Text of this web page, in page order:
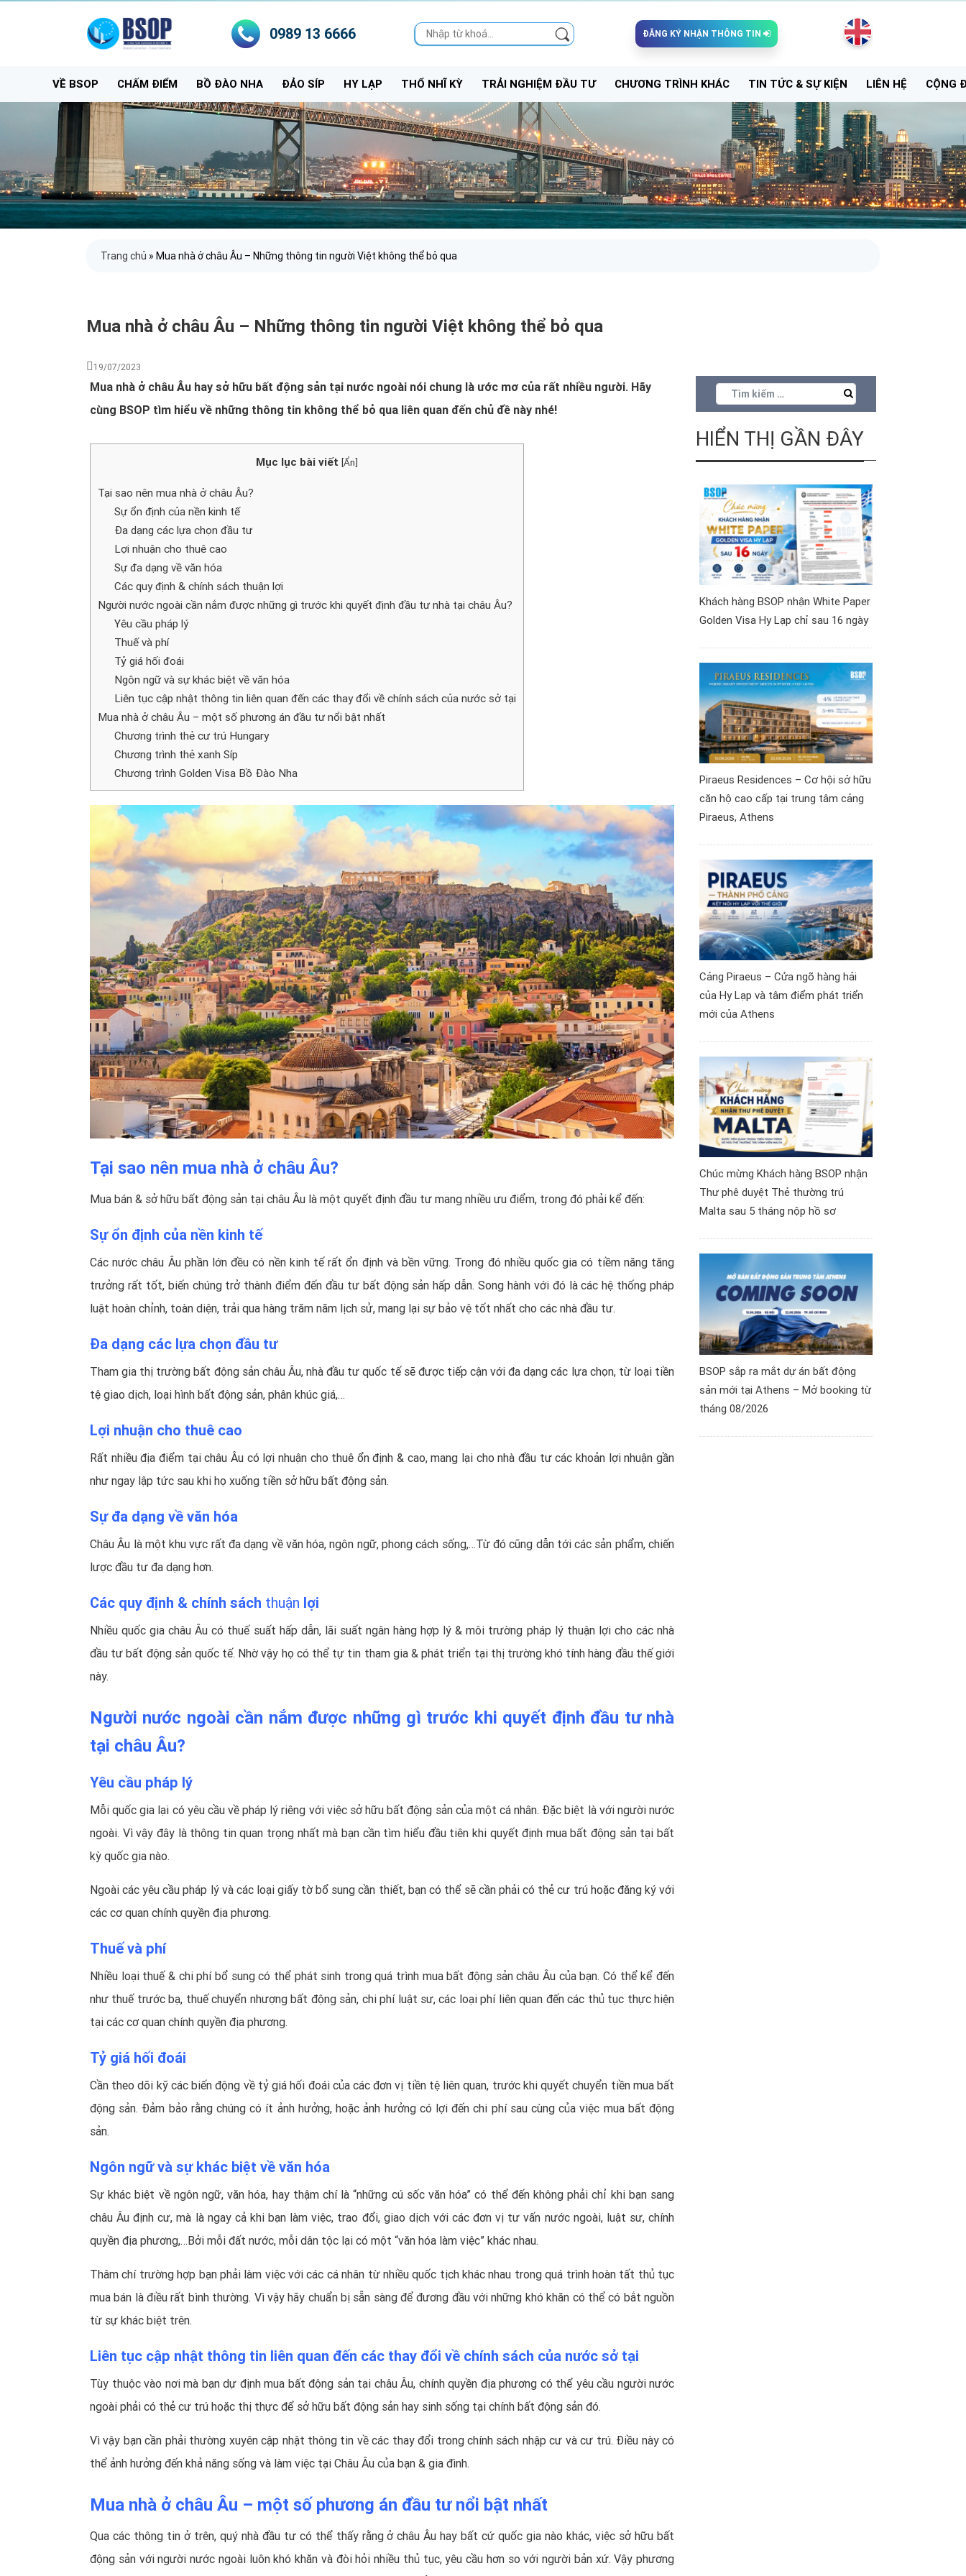
0989 13 6666 ĐĂNG KÝ NHẬN THÔNG TIN
VỀ BSOP CHẤM ĐIỂM BỒ ĐÀO NHA ĐẢO SÍP HY LẠP THỔ NHĨ KỲ TRẢI NGHIỆM ĐẦU TƯ CHƯƠNG TRÌNH KHÁC TIN TỨC & SỰ KIỆN LIÊN HỆ CỘNG
Trang chủ » Mua nhà ở châu Âu – Những thông tin người Việt không thể bỏ qua
Mua nhà ở châu Âu – Những thông tin người Việt không thể bỏ qua
19/07/2023
Mua nhà ở châu Âu hay sở hữu bất động sản tại nước ngoài nói chung là ước mơ của rất nhiều người. Hãy
cùng BSOP tìm hiểu về những thông tin không thể bỏ qua liên quan đến chủ đề này nhé!
Mục lục bài viết [Ẩn]
Tại sao nên mua nhà ở châu Âu?
Sự ổn định của nền kinh tế
Đa dạng các lựa chọn đầu tư
Lợi nhuận cho thuê cao
Sự đa dạng về văn hóa
Các quy định & chính sách thuận lợi
Người nước ngoài cần nắm được những gì trước khi quyết định đầu tư nhà tại châu Âu?
Yêu cầu pháp lý
Thuế và phí
Tỷ giá hối đoái
Ngôn ngữ và sự khác biệt về văn hóa
Liên tục cập nhật thông tin liên quan đến các thay đổi về chính sách của nước sở tại
Mua nhà ở châu Âu – một số phương án đầu tư nổi bật nhất
Chương trình thẻ cư trú Hungary
Chương trình thẻ xanh Síp
Chương trình Golden Visa Bồ Đào Nha
Tại sao nên mua nhà ở châu Âu?
Mua bán & sở hữu bất động sản tại châu Âu là một quyết định đầu tư mang nhiều ưu điểm, trong đó phải kể đến:
Sự ổn định của nền kinh tế
Các nước châu Âu phần lớn đều có nền kinh tế rất ổn định và bền vững. Trong đó nhiều quốc gia có tiềm năng tăng
trưởng rất tốt, biến chúng trở thành điểm đến đầu tư bất động sản hấp dẫn. Song hành với đó là các hệ thống pháp
luật hoàn chỉnh, toàn diện, trải qua hàng trăm năm lịch sử, mang lại sự bảo vệ tốt nhất cho các nhà đầu tư.
Đa dạng các lựa chọn đầu tư
Tham gia thị trường bất động sản châu Âu, nhà đầu tư quốc tế sẽ được tiếp cận với đa dạng các lựa chọn, từ loại tiền
tệ giao dịch, loại hình bất động sản, phân khúc giá,…
Lợi nhuận cho thuê cao
Rất nhiều địa điểm tại châu Âu có lợi nhuận cho thuê ổn định & cao, mang lại cho nhà đầu tư các khoản lợi nhuận gần
như ngay lập tức sau khi họ xuống tiền sở hữu bất động sản.
Sự đa dạng về văn hóa
Châu Âu là một khu vực rất đa dạng về văn hóa, ngôn ngữ, phong cách sống,…Từ đó cũng dẫn tới các sản phẩm, chiến
lược đầu tư đa dạng hơn.
Các quy định & chính sách thuận lợi
Nhiều quốc gia châu Âu có thuế suất hấp dẫn, lãi suất ngân hàng hợp lý & môi trường pháp lý thuận lợi cho các nhà
đầu tư bất động sản quốc tế. Nhờ vậy họ có thể tự tin tham gia & phát triển tại thị trường khó tính hàng đầu thế giới
này.
Người nước ngoài cần nắm được những gì trước khi quyết định đầu tư nhà
tại châu Âu?
Yêu cầu pháp lý
Mỗi quốc gia lại có yêu cầu về pháp lý riêng với việc sở hữu bất động sản của một cá nhân. Đặc biệt là với người nước
ngoài. Vì vậy đây là thông tin quan trọng nhất mà bạn cần tìm hiểu đầu tiên khi quyết định mua bất động sản tại bất
kỳ quốc gia nào.
Ngoài các yêu cầu pháp lý và các loại giấy tờ bổ sung cần thiết, bạn có thể sẽ cần phải có thẻ cư trú hoặc đăng ký với
các cơ quan chính quyền địa phương.
Thuế và phí
Nhiều loại thuế & chi phí bổ sung có thể phát sinh trong quá trình mua bất động sản châu Âu của bạn. Có thể kể đến
như thuế trước bạ, thuế chuyển nhượng bất động sản, chi phí luật sư, các loại phí liên quan đến các thủ tục thực hiện
tại các cơ quan chính quyền địa phương.
Tỷ giá hối đoái
Cần theo dõi kỹ các biến động về tỷ giá hối đoái của các đơn vị tiền tệ liên quan, trước khi quyết chuyển tiền mua bất
động sản. Đảm bảo rằng chúng có ít ảnh hưởng, hoặc ảnh hưởng có lợi đến chi phí sau cùng của việc mua bất động
sản.
Ngôn ngữ và sự khác biệt về văn hóa
Sự khác biệt về ngôn ngữ, văn hóa, hay thậm chí là “những cú sốc văn hóa” có thể đến không phải chỉ khi bạn sang
châu Âu định cư, mà là ngay cả khi bạn làm việc, trao đổi, giao dịch với các đơn vị tư vấn nước ngoài, luật sư, chính
quyền địa phương,…Bởi mỗi đất nước, mỗi dân tộc lại có một “văn hóa làm việc” khác nhau.
Thâm chí trường hợp bạn phải làm việc với các cá nhân từ nhiều quốc tịch khác nhau trong quá trình hoàn tất thủ tục
mua bán là điều rất bình thường. Vì vậy hãy chuẩn bị sẵn sàng để đương đầu với những khó khăn có thể có bắt nguồn
từ sự khác biệt trên.
Liên tục cập nhật thông tin liên quan đến các thay đổi về chính sách của nước sở tại
Tùy thuộc vào nơi mà bạn dự định mua bất động sản tại châu Âu, chính quyền địa phương có thể yêu cầu người nước
ngoài phải có thẻ cư trú hoặc thị thực để sở hữu bất động sản hay sinh sống tại chính bất động sản đó.
Vì vậy bạn cần phải thường xuyên cập nhật thông tin về các thay đổi trong chính sách nhập cư và cư trú. Điều này có
thể ảnh hưởng đến khả năng sống và làm việc tại Châu Âu của bạn & gia đình.
Mua nhà ở châu Âu – một số phương án đầu tư nổi bật nhất
Qua các thông tin ở trên, quý nhà đầu tư có thể thấy rằng ở châu Âu hay bất cứ quốc gia nào khác, việc sở hữu bất
động sản với người nước ngoài luôn khó khăn và đòi hỏi nhiều thủ tục, yêu cầu hơn so với người bản xứ. Vậy phương
HIỂN THỊ GẦN ĐÂY
Khách hàng BSOP nhận White Paper
Golden Visa Hy Lạp chỉ sau 16 ngày
Piraeus Residences – Cơ hội sở hữu
căn hộ cao cấp tại trung tâm cảng
Piraeus, Athens
Cảng Piraeus – Cửa ngõ hàng hải
của Hy Lạp và tâm điểm phát triển
mới của Athens
Chúc mừng Khách hàng BSOP nhận
Thư phê duyệt Thẻ thường trú
Malta sau 5 tháng nộp hồ sơ
BSOP sắp ra mắt dự án bất động
sản mới tại Athens – Mở booking từ
tháng 08/2026